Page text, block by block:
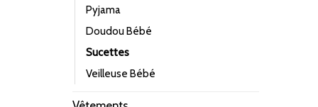
Pyjama
Doudou Bébé
Sucettes
Veilleuse Bébé